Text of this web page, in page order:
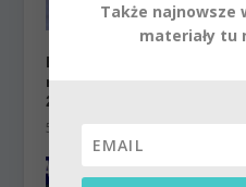
Balarama jest wszystkim
miłosierdziem –
2023 | Raganuga
5 września 2023
Także najnowsze
materiały tu